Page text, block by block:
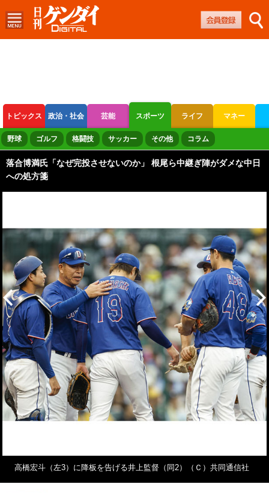
トピックス 政治・社会 芸能 スポーツ ライフ マネー
ボートレース 競輪 オートレース
野球 ゴルフ 格闘技 サッカー その他 コラム
落合博満氏「なぜ完投させないのか」 根尾ら中継ぎ陣がダメな中日
への処方箋
高橋宏斗（左3）に降板を告げる井上監督（同2）（Ｃ）共同通信社